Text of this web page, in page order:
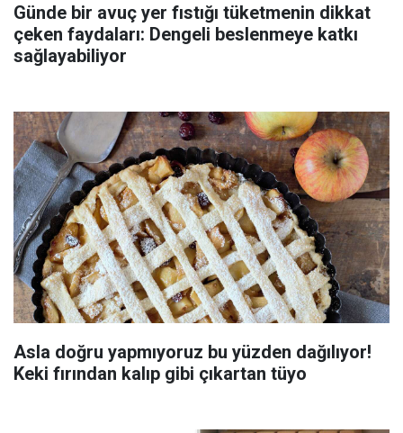
Günde bir avuç yer fıstığı tüketmenin dikkat
çeken faydaları: Dengeli beslenmeye katkı
sağlayabiliyor
Asla doğru yapmıyoruz bu yüzden dağılıyor!
Keki fırından kalıp gibi çıkartan tüyo